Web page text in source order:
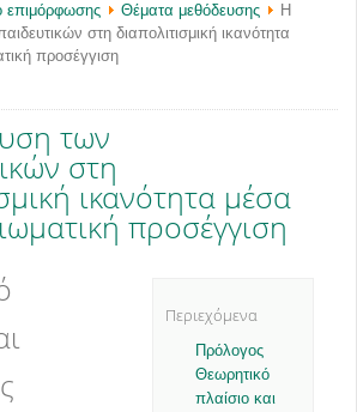
επιμόρφωσης Θέματα μεθόδευσης
H
στη διαπολιτισμική ικανότητα
προσέγγιση
των
στη
ικανότητα μέσα
προσέγγιση
Περιεχόμενα
Πρόλογος
Θεωρητικό
πλαίσιο και